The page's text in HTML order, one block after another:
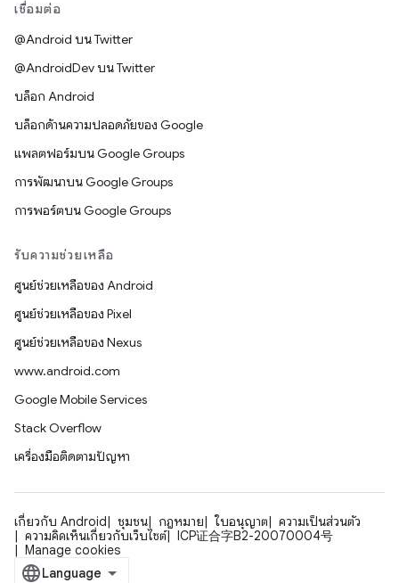
เชื่อมต่อ
@Android บน Twitter
@AndroidDev บน Twitter
บล็อก Android
บล็อกด้านความปลอดภัยของ Google
แพลตฟอร์มบน Google Groups
การพัฒนาบน Google Groups
การพอร์ตบน Google Groups
รับความช่วยเหลือ
ศูนย์ช่วยเหลือของ Android
ศูนย์ช่วยเหลือของ Pixel
ศูนย์ช่วยเหลือของ Nexus
www.android.com
Google Mobile Services
Stack Overflow
เครื่องมือติดตามปัญหา
เกี่ยวกับ Android ชุมชน กฎหมาย ใบอนุญาต
ความเป็นส่วนตัว
ความคิดเห็นเกี่ยวกับเว็บไซต์
ICP证合字B2-20070004号
Manage cookies